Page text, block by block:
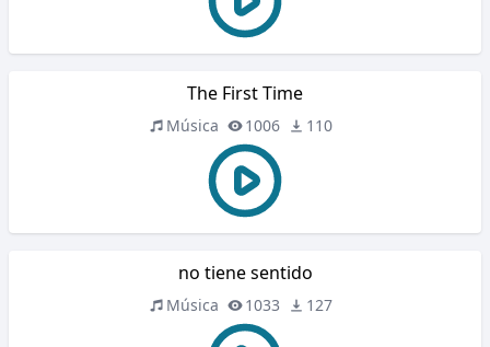
The First Time
Música 1006 110
no tiene sentido
Música 1033 127